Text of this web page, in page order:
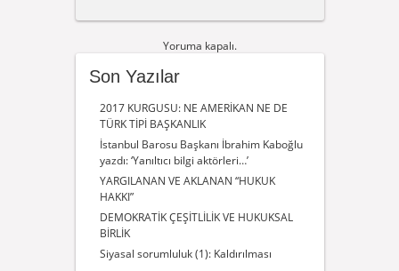
Yoruma kapalı.
Son Yazılar
2017 KURGUSU: NE AMERİKAN NE DE
TÜRK TİPİ BAŞKANLIK
İstanbul Barosu Başkanı İbrahim Kaboğlu
yazdı: ‘Yanıltıcı bilgi aktörleri…’
YARGILANAN VE AKLANAN “HUKUK
HAKKI”
DEMOKRATİK ÇEŞİTLİLİK VE HUKUKSAL
BİRLİK
Siyasal sorumluluk (1): Kaldırılması